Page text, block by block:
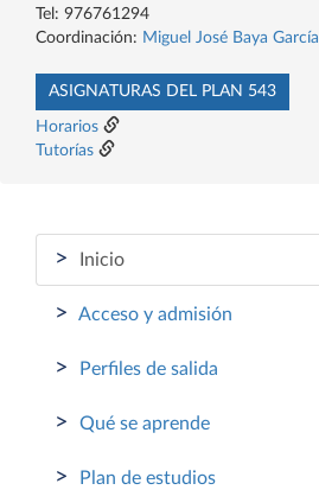
Tel: 976761294
Coordinación: Miguel José Baya García
ASIGNATURAS DEL PLAN 543
Horarios
Tutorías
> Inicio
> Acceso y admisión
> Perfiles de salida
> Qué se aprende
> Plan de estudios